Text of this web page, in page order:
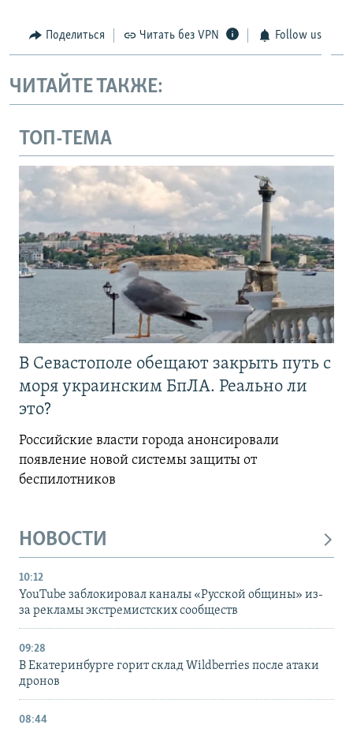
Поделиться Читать без VPN Follow us
ЧИТАЙТЕ ТАКЖЕ:
ТОП-ТЕМА
В Севастополе обещают закрыть путь с
моря украинским БпЛА. Реально ли
это?
Российские власти города анонсировали
появление новой системы защиты от
беспилотников
НОВОСТИ
10:12
YouTube заблокировал каналы «Русской общины» из-
за рекламы экстремистских сообществ
09:28
В Екатеринбурге горит склад Wildberries после атаки
дронов
08:44